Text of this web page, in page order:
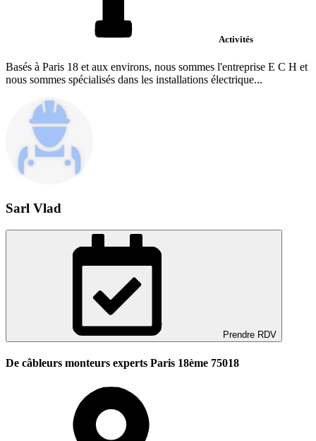
Activités
Basés à Paris 18 et aux environs, nous sommes l'entreprise E C H et
nous sommes spécialisés dans les installations électrique...
Sarl Vlad
Prendre RDV
De câbleurs monteurs experts Paris 18ème 75018